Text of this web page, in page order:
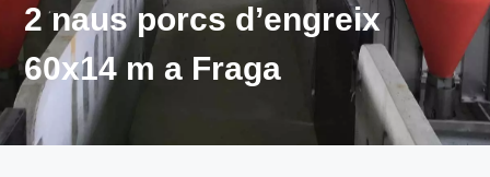
2 naus porcs d’engreix
60x14 m a Fraga